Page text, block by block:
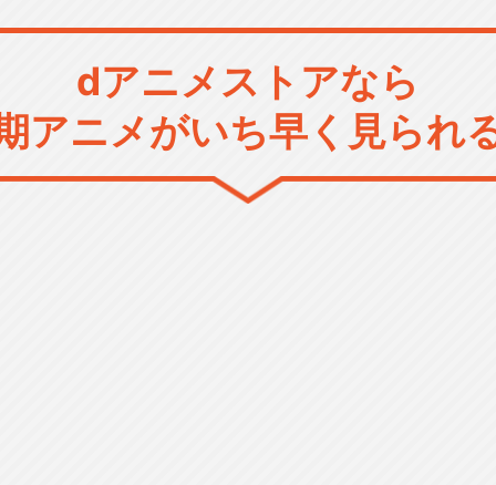
dアニメストアなら
アニメがいち早く見られ